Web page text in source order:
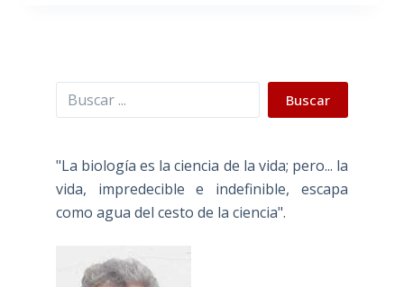
Buscar Buscar
"La biología es la ciencia de la vida; pero... la
vida, impredecible e indefinible, escapa
como agua del cesto de la ciencia".